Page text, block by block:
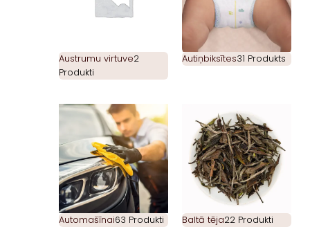
Austrumu virtuve2
Produkti
Autiņbiksītes31 Produkts
Automašīnai63 Produkti Baltā tēja22 Produkti